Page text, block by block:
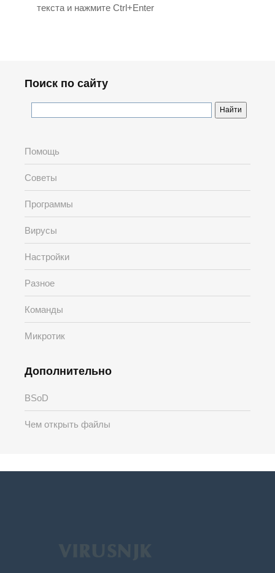
текста и нажмите Ctrl+Enter
Поиск по сайту
Помощь
Советы
Программы
Вирусы
Настройки
Разное
Команды
Микротик
Дополнительно
BSoD
Чем открыть файлы